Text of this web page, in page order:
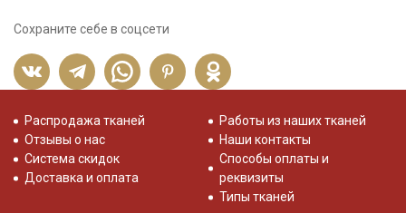
Сохраните себе в соцсети
Распродажа тканей
Отзывы о нас
Система скидок
Доставка и оплата
Работы из наших тканей
Наши контакты
Способы оплаты и
реквизиты
Типы тканей